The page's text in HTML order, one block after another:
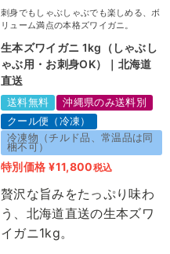
刺身でもしゃぶしゃぶでも楽しめる、ボ
リューム満点の本格ズワイガニ。
生本ズワイガニ 1kg（しゃぶし
ゃぶ用・お刺身OK）｜北海道
直送
送料無料
沖縄県のみ送料別
クール便（冷凍）
冷凍物（チルド品、常温品は同
梱不可）
特別価格 ¥11,800税込
贅沢な旨みをたっぷり味わ
う、北海道直送の生本ズワ
イガニ1kg。